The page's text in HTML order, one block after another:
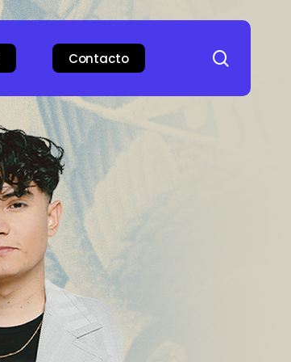
Contacto